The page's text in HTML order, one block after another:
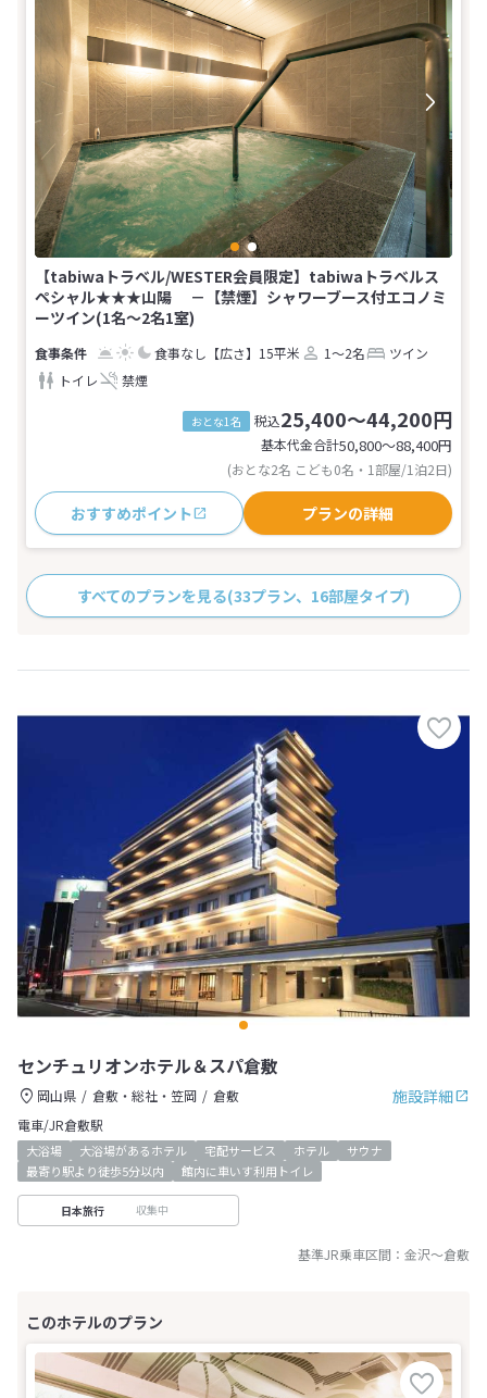
【tabiwaトラベル/WESTER会員限定】tabiwaトラベルス
ペシャル★★★山陽 －【禁煙】シャワーブース付エコノミ
ーツイン(1名～2名1室)
食事なし 【広さ】15平米 1～2名
ツイン
トイレ
禁煙
おとな1名 税込25,400～44,200円
基本代金合計50,800〜88,400円
(おとな2名 こども0名・1部屋/1泊2日)
おすすめポイント プランの詳細
すべてのプランを見る(33プラン、16部屋タイプ)
センチュリオンホテル＆スパ倉敷
施設詳細
岡山県 倉敷・総社・笠岡
倉敷
電車/JR倉敷駅
大浴場 大浴場があるホテル 宅配サービス ホテル
サウナ
最寄り駅より徒歩5分以内
館内に車いす利用トイレ
日本旅行 収集中
基準JR乗車区間： 金沢～倉敷